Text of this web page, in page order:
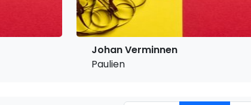
Johan Verminnen
Paulien